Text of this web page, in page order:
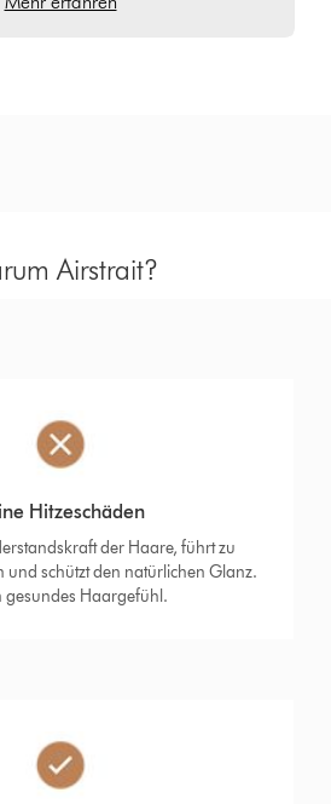
Airstrait?
Hitzeschäden
der Haare, führt zu
schützt den natürlichen Glanz.
gesundes Haargefühl.